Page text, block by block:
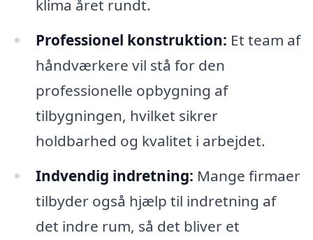
klima året rundt.
Professionel konstruktion: Et team af
håndværkere vil stå for den
professionelle opbygning af
tilbygningen, hvilket sikrer
holdbarhed og kvalitet i arbejdet.
Indvendig indretning: Mange firmaer
tilbyder også hjælp til indretning af
det indre rum, så det bliver et